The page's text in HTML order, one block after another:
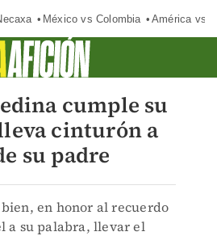
México vs Colombia América vs
cumple su
cinturón a
su padre
en honor al recuerdo
a su palabra, llevar el